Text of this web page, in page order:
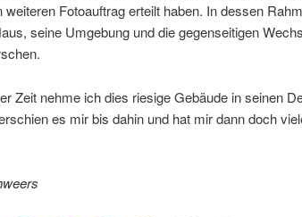
weiteren Fotoauftrag erteilt haben. In dessen
seine Umgebung und die gegenseitigen
Zeit nehme ich dies riesige Gebäude in seinen
es mir bis dahin und hat mir dann doch